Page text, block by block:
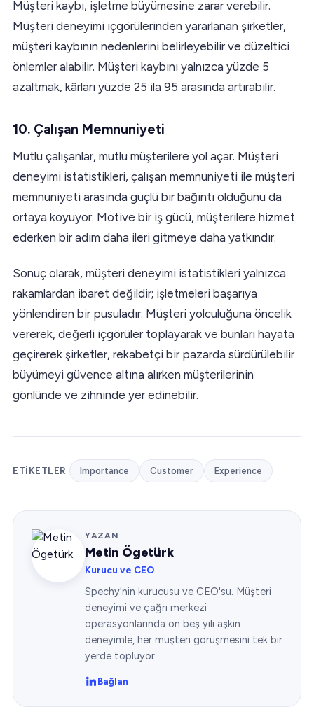
Müşteri kaybı, işletme büyümesine zarar verebilir.
Müşteri deneyimi içgörülerinden yararlanan şirketler,
müşteri kaybının nedenlerini belirleyebilir ve düzeltici
önlemler alabilir. Müşteri kaybını yalnızca yüzde 5
azaltmak, kârları yüzde 25 ila 95 arasında artırabilir.
10. Çalışan Memnuniyeti
Mutlu çalışanlar, mutlu müşterilere yol açar. Müşteri
deneyimi istatistikleri, çalışan memnuniyeti ile müşteri
memnuniyeti arasında güçlü bir bağıntı olduğunu da
ortaya koyuyor. Motive bir iş gücü, müşterilere hizmet
ederken bir adım daha ileri gitmeye daha yatkındır.
Sonuç olarak, müşteri deneyimi istatistikleri yalnızca
rakamlardan ibaret değildir; işletmeleri başarıya
yönlendiren bir pusuladır. Müşteri yolculuğuna öncelik
vererek, değerli içgörüler toplayarak ve bunları hayata
geçirerek şirketler, rekabetçi bir pazarda sürdürülebilir
büyümeyi güvence altına alırken müşterilerinin
gönlünde ve zihninde yer edinebilir.
ETIKETLER Importance Customer Experience
YAZAN
Metin Ögetürk
Kurucu ve CEO
Spechy'nin kurucusu ve CEO'su. Müşteri
deneyimi ve çağrı merkezi
operasyonlarında on beş yılı aşkın
deneyimle, her müşteri görüşmesini tek bir
yerde topluyor.
Bağlan